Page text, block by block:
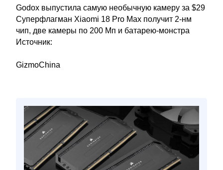
Godox выпустила самую необычную камеру за $29
Суперфлагман Xiaomi 18 Pro Max получит 2-нм
чип, две камеры по 200 Мп и батарею-монстра
Источник:
GizmoChina